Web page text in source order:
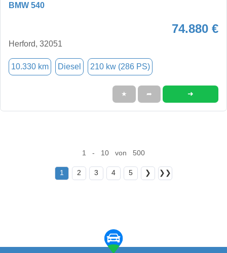
BMW 540
74.880 €
Herford, 32051
10.330 km Diesel 210 kw (286 PS)
★ ➦ ➜
1 - 10 von 500
1 2 3 4 5 ❯ ❯❯